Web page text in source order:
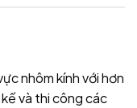
nhôm kính với hơn
và thi công các